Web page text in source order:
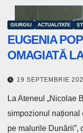
GIURGIU ACTUALITATE
EUGENIA
OMAGIATĂ
19 SEPTEMBRIE
La Ateneul „Nicolae
simpozionul național
pe malurile Dunării”,